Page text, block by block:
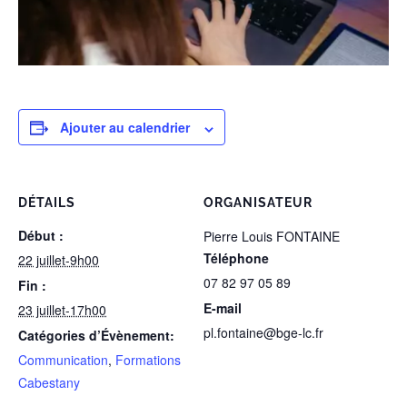
Ajouter au calendrier
DÉTAILS
Début :
22 juillet-9h00
Fin :
23 juillet-17h00
Catégories d’Évènement:
Communication, Formations
Cabestany
ORGANISATEUR
Pierre Louis FONTAINE
Téléphone
07 82 97 05 89
E-mail
pl.fontaine@bge-lc.fr